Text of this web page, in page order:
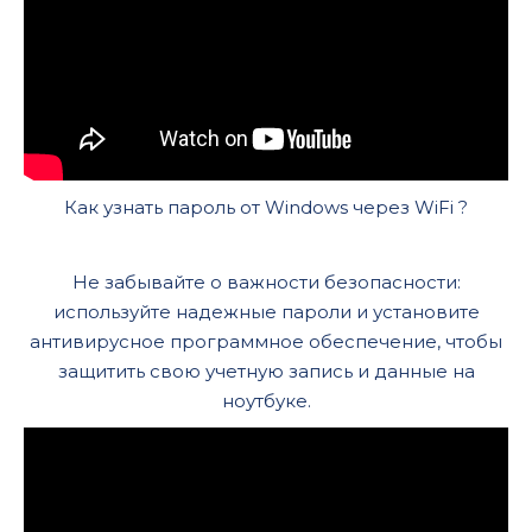
Как узнать пароль от Windows через WiFi ?
Не забывайте о важности безопасности:
используйте надежные пароли и установите
антивирусное программное обеспечение, чтобы
защитить свою учетную запись и данные на
ноутбуке.